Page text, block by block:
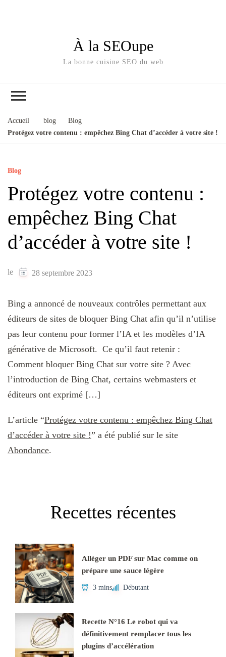
À la SEOupe
La bonne cuisine SEO du web
Accueil blog
Blog
Protégez votre contenu : empêchez Bing Chat d’accéder à votre site !
Blog
Protégez votre contenu :
empêchez Bing Chat
d’accéder à votre site !
le 28 septembre 2023
Bing a annoncé de nouveaux contrôles permettant aux
éditeurs de sites de bloquer Bing Chat afin qu’il n’utilise
pas leur contenu pour former l’IA et les modèles d’IA
générative de Microsoft. Ce qu’il faut retenir :
Comment bloquer Bing Chat sur votre site ? Avec
l’introduction de Bing Chat, certains webmasters et
éditeurs ont exprimé […]
L’article “Protégez votre contenu : empêchez Bing Chat
d’accéder à votre site !” a été publié sur le site
Abondance.
Recettes récentes
Alléger un PDF sur Mac comme on
prépare une sauce légère
3 mins Débutant
Recette N°16 Le robot qui va
définitivement remplacer tous les
plugins d’accélération